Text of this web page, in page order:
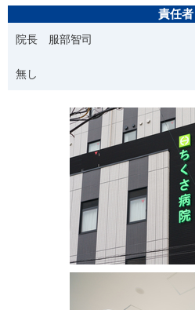
責任者
院長 服部智司
無し